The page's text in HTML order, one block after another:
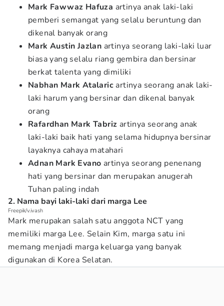
Mark Fawwaz Hafuza artinya anak laki-laki
pemberi semangat yang selalu beruntung dan
dikenal banyak orang
Mark Austin Jazlan artinya seorang laki-laki luar
biasa yang selalu riang gembira dan bersinar
berkat talenta yang dimiliki
Nabhan Mark Atalaric artinya seorang anak laki-
laki harum yang bersinar dan dikenal banyak
orang
Rafardhan Mark Tabriz artinya seorang anak
laki-laki baik hati yang selama hidupnya bersinar
layaknya cahaya matahari
Adnan Mark Evano artinya seorang penenang
hati yang bersinar dan merupakan anugerah
Tuhan paling indah
2. Nama bayi laki-laki dari marga Lee
Freepik/v.ivash
Mark merupakan salah satu anggota NCT yang
memiliki marga Lee. Selain Kim, marga satu ini
memang menjadi marga keluarga yang banyak
digunakan di Korea Selatan.